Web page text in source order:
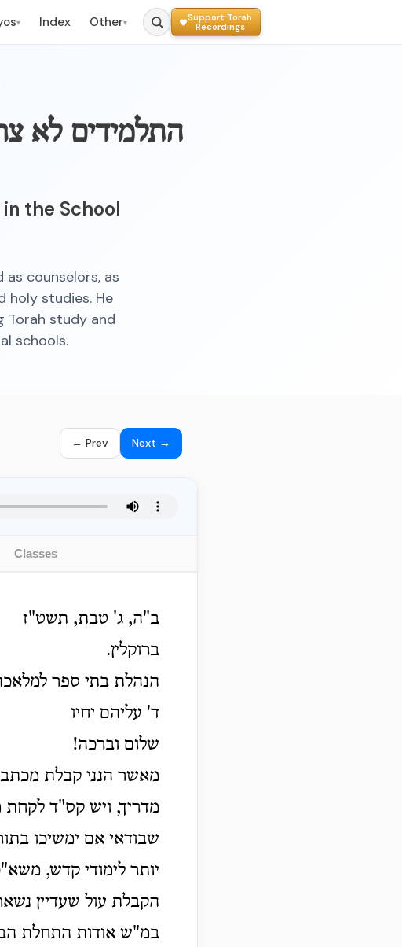
▾ Index Other▾
Support Torah
Recordings
התלמידים לא
the School
counselors, as
holy studies. He
Torah study and
schools.
← Prev Next →
Classes
ב"ה, ג' טבת, תשט"ז
ברוקלין.
הנהלת בתי ספר
ד' עליהם יחיו
שלום וברכה!
מאשר הנני קבלת
מדריך, ויש קס"ד לקחת
שבודאי אם ימשיכו
יותר לימודי קדש,
הקבלת עול שעדיין
במ"ש אודות התחלת